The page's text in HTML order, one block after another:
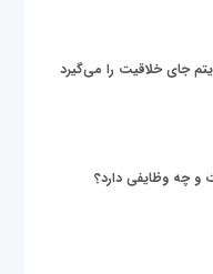
جای خلاقیت را می‌گیرد
و چه وظایفی دارد؟